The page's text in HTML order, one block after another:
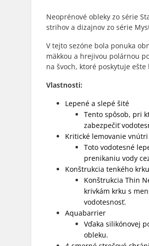
Neoprénové obleky zo série
strihov a dizajnov zo série
V tejto sezóne bola ponuka
mäkkou a hrejivou polárnou
na švoch, ktoré poskytuje
Vlastnosti:
Lepené a slepé šité
Tento spôsob, pri
zabezpečiť
Kritické lemovanie vnútri
Toto vodotesné
prenikaniu vody
Konštrukcia tenkého
Konštrukcia Thin
krivkám krku s
vodotesnosť.
Aquabarrier
Vďaka silikónovej
obleku.